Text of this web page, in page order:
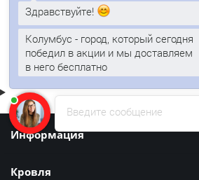
Быстрый заказ
Информация
Кровля
Введите сообщение
Здравствуйте!
Колумбус - город, который сегодня
победил в акции и мы доставляем
в него бесплатно